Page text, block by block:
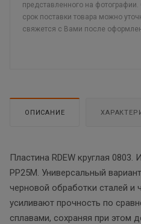
представленного на
срок поставки товара можно
свяжется с Вами после
ОПИСАНИЕ
Пластина RDEW круглая 0803.
PP25M. Универсальный
черновой обработки сталей и
усиливают прочность по
сплавами, сохраняя при этом